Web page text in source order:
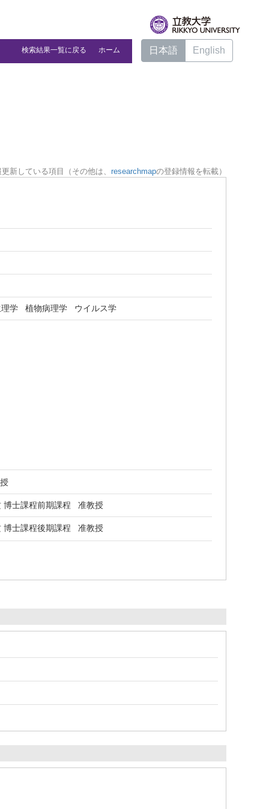
検索結果一覧に戻る ホーム 日本語 English
新している項目（その他は、 researchmapの登録情報を転載）
学 植物病理学 ウイルス学
士課程前期課程 准教授
士課程後期課程 准教授